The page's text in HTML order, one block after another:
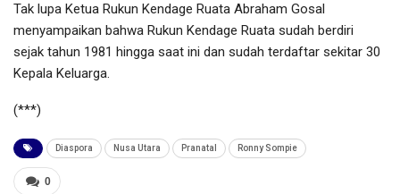
Tak lupa Ketua Rukun Kendage Ruata Abraham Gosal
menyampaikan bahwa Rukun Kendage Ruata sudah berdiri
sejak tahun 1981 hingga saat ini dan sudah terdaftar sekitar 30
Kepala Keluarga.
(***)
Diaspora Nusa Utara Pranatal Ronny Sompie
0